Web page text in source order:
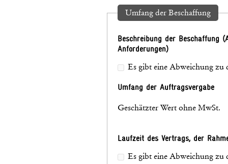
Umfang der Beschaffung
Beschreibung der Beschaffung
Anforderungen)
Es gibt eine Abweichung zu
Umfang der Auftragsvergabe
Geschätzter Wert ohne MwSt.
Laufzeit des Vertrags, der
Es gibt eine Abweichung zu